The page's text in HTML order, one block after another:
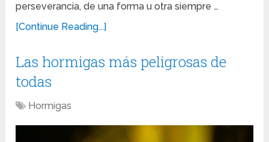
perseverancia, de una forma u otra siempre …
[Continue Reading...]
Las hormigas más peligrosas de
todas
Hormigas